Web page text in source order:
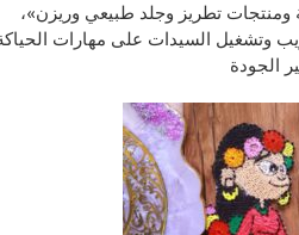
تطريز وجلد طبيعي وريزن»،
وتشغيل السيدات على مهارات
الجودة